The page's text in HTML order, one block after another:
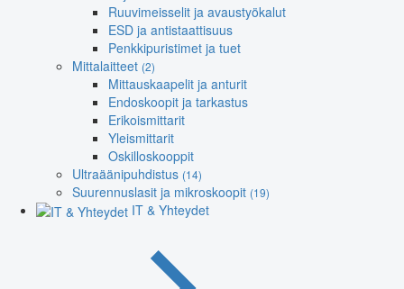
Ruuvimeisselit ja avaustyökalut
ESD ja antistaattisuus
Penkkipuristimet ja tuet
Mittalaitteet (2)
Mittauskaapelit ja anturit
Endoskoopit ja tarkastus
Erikoismittarit
Yleismittarit
Oskilloskooppit
Ultraäänipuhdistus (14)
Suurennuslasit ja mikroskoopit (19)
IT & Yhteydet